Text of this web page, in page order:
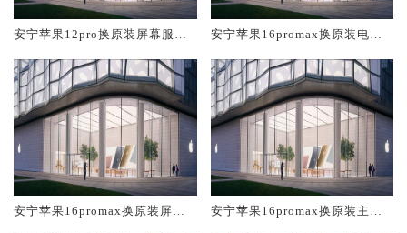
安宁苹果12pro换原装屏幕服务
安宁苹果16promax换原装电池
安宁苹果16promax换原装屏幕
安宁苹果16promax换原装主板